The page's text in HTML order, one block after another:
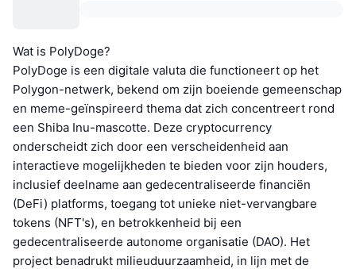
Wat is PolyDoge?
PolyDoge is een digitale valuta die functioneert op het
Polygon-netwerk, bekend om zijn boeiende gemeenschap
en meme-geïnspireerd thema dat zich concentreert rond
een Shiba Inu-mascotte. Deze cryptocurrency
onderscheidt zich door een verscheidenheid aan
interactieve mogelijkheden te bieden voor zijn houders,
inclusief deelname aan gedecentraliseerde financiën
(DeFi) platforms, toegang tot unieke niet-vervangbare
tokens (NFT's), en betrokkenheid bij een
gedecentraliseerde autonome organisatie (DAO). Het
project benadrukt milieuduurzaamheid, in lijn met de